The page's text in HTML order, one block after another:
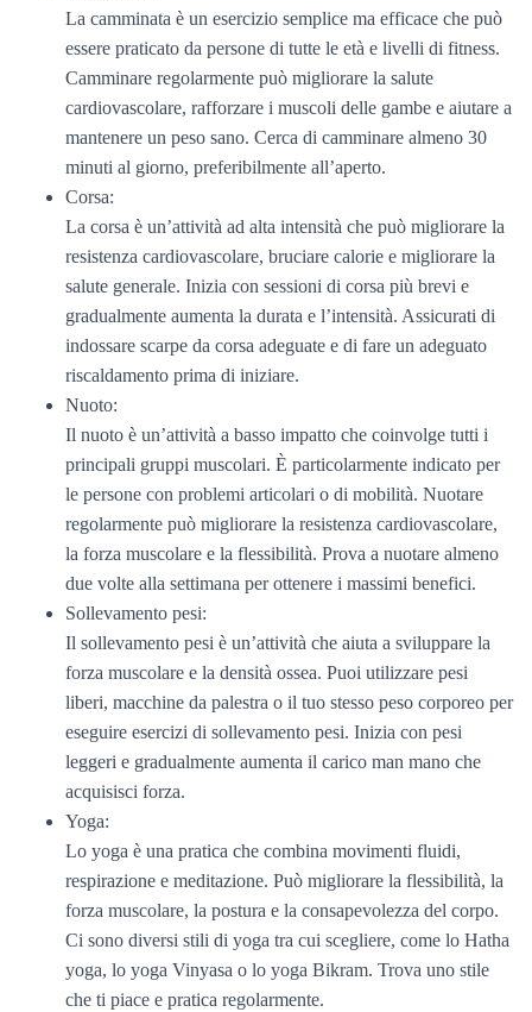
La camminata è un esercizio semplice ma efficace che può
essere praticato da persone di tutte le età e livelli di fitness.
Camminare regolarmente può migliorare la salute
cardiovascolare, rafforzare i muscoli delle gambe e aiutare a
mantenere un peso sano. Cerca di camminare almeno 30
minuti al giorno, preferibilmente all’aperto.
Corsa:
La corsa è un’attività ad alta intensità che può migliorare la
resistenza cardiovascolare, bruciare calorie e migliorare la
salute generale. Inizia con sessioni di corsa più brevi e
gradualmente aumenta la durata e l’intensità. Assicurati di
indossare scarpe da corsa adeguate e di fare un adeguato
riscaldamento prima di iniziare.
Nuoto:
Il nuoto è un’attività a basso impatto che coinvolge tutti i
principali gruppi muscolari. È particolarmente indicato per
le persone con problemi articolari o di mobilità. Nuotare
regolarmente può migliorare la resistenza cardiovascolare,
la forza muscolare e la flessibilità. Prova a nuotare almeno
due volte alla settimana per ottenere i massimi benefici.
Sollevamento pesi:
Il sollevamento pesi è un’attività che aiuta a sviluppare la
forza muscolare e la densità ossea. Puoi utilizzare pesi
liberi, macchine da palestra o il tuo stesso peso corporeo per
eseguire esercizi di sollevamento pesi. Inizia con pesi
leggeri e gradualmente aumenta il carico man mano che
acquisisci forza.
Yoga:
Lo yoga è una pratica che combina movimenti fluidi,
respirazione e meditazione. Può migliorare la flessibilità, la
forza muscolare, la postura e la consapevolezza del corpo.
Ci sono diversi stili di yoga tra cui scegliere, come lo Hatha
yoga, lo yoga Vinyasa o lo yoga Bikram. Trova uno stile
che ti piace e pratica regolarmente.